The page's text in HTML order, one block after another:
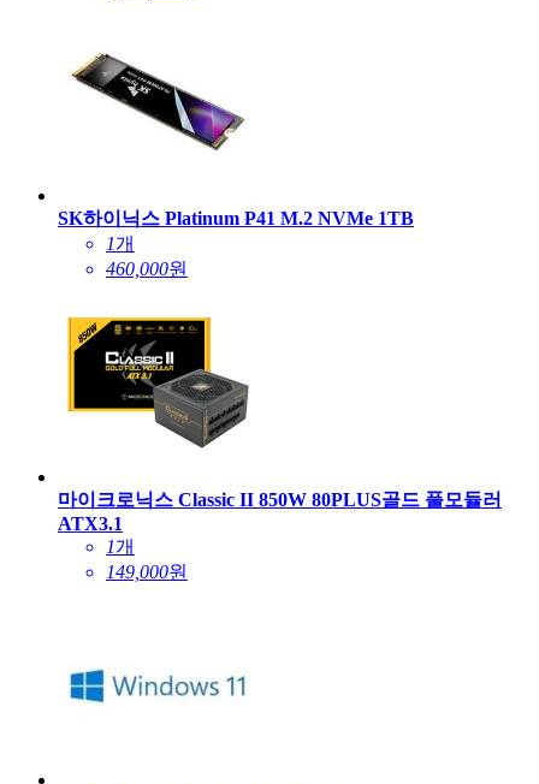
SK하이닉스 Platinum P41 M.2 NVMe 1TB
1개
460,000원
마이크로닉스 Classic II 850W 80PLUS골드 풀모듈러
ATX3.1
1개
149,000원